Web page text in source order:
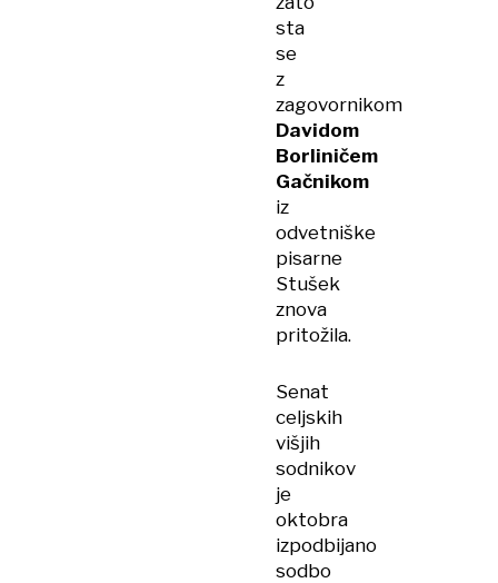
sta
se
z
zagovornikom
Davidom
Borliničem
Gačnikom
iz
odvetniške
pisarne
Stušek
znova
pritožila.
Senat
celjskih
višjih
sodnikov
je
oktobra
izpodbijano
sodbo